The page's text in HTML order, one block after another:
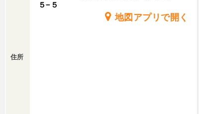
住所
５−５
地図アプリで開く